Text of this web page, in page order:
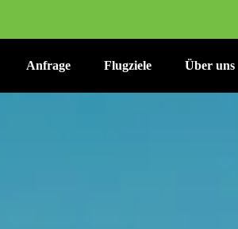
Anfrage Flugziele Über uns